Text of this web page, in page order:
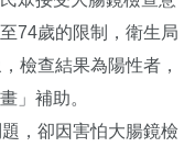
74歲的限制，衛生局
檢查結果為陽性者，
」補助。
，卻因害怕大腸鏡檢